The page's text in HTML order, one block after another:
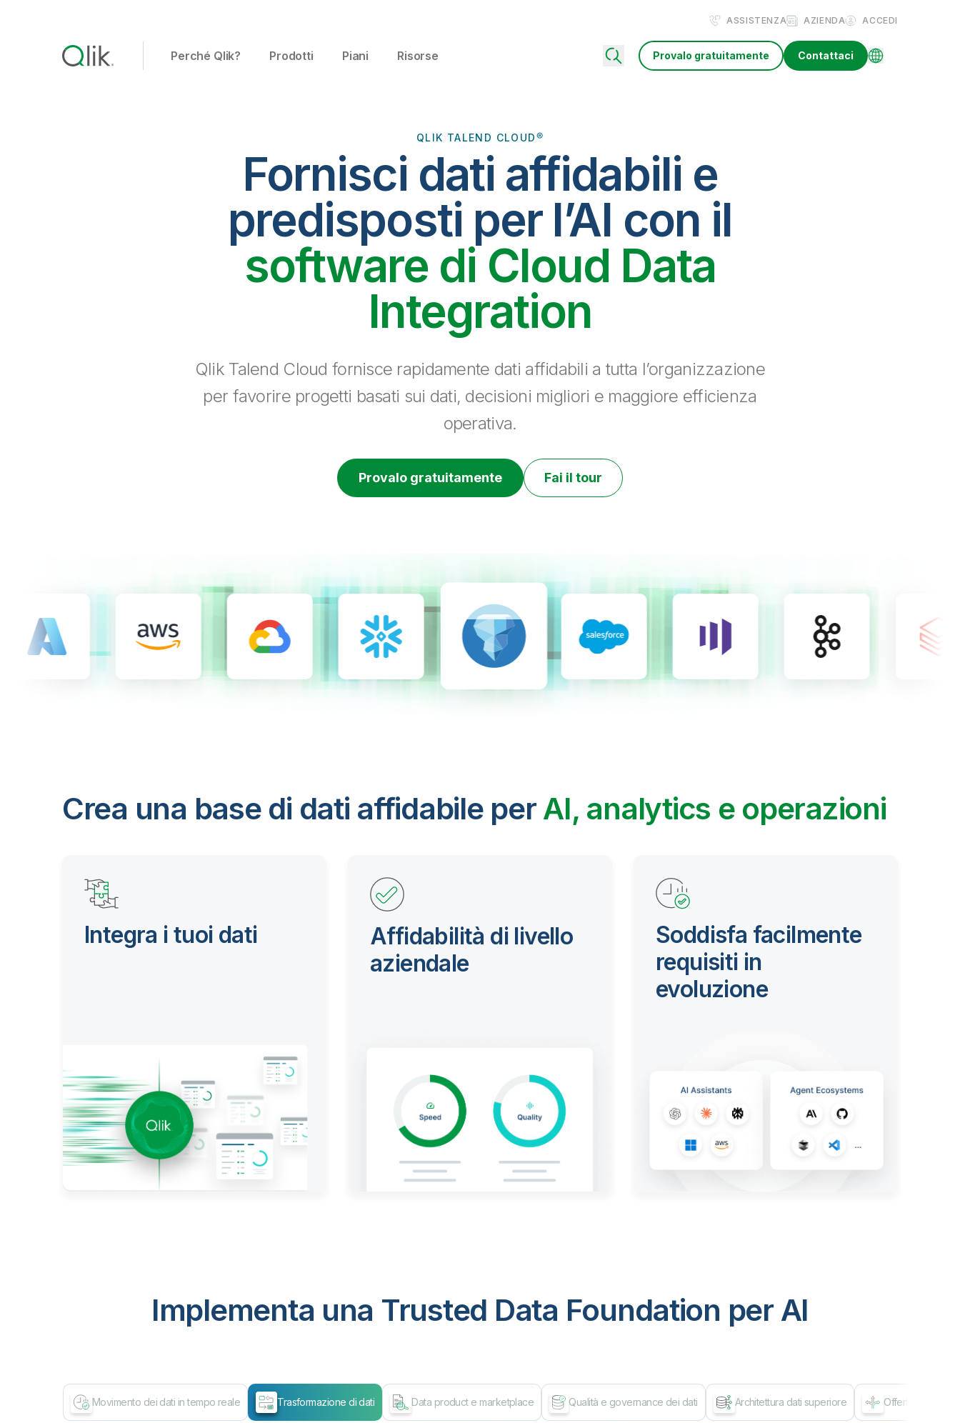
ASSISTENZA AZIENDA ACCEDI
Perché Qlik? Prodotti Piani Risorse Provalo gratuitamente Contattaci
QLIK TALEND CLOUD®
Fornisci dati affidabili e
predisposti per l’AI con il
software di Cloud Data
Integration
Qlik Talend Cloud fornisce rapidamente dati affidabili a tutta l’organizzazione
per favorire progetti basati sui dati, decisioni migliori e maggiore efficienza
operativa.
Provalo gratuitamente Fai il tour
Crea una base di dati affidabile perAI, analytics e operazioni
Integra i tuoi dati
Affidabilità di livello
aziendale
Soddisfa facilmente
requisiti in
evoluzione
Implementa una Trusted Data Foundation per AI
Movimento dei dati in tempo reale Trasformazione di dati Data product e marketplace Qualità e governance dei dati Architettura dati superiore Offerta flessibile